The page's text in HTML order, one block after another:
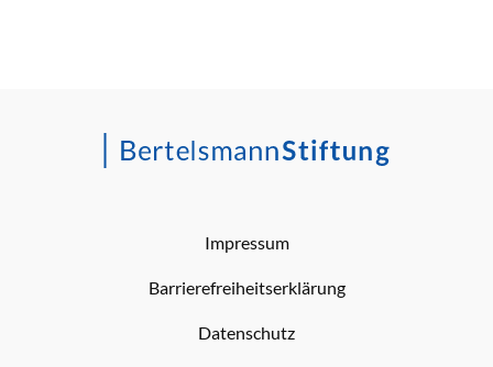
Impressum
Barrierefreiheitserklärung
Datenschutz